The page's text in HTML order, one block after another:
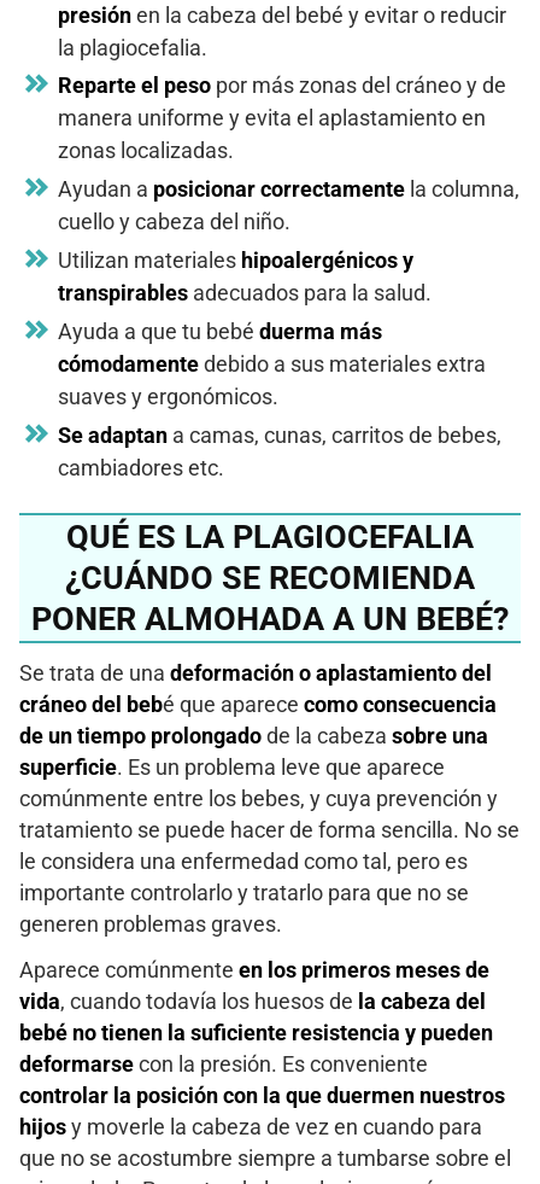
presiónen la cabeza del bebé y evitar o reducir
la plagiocefalia.
Reparte el peso por más zonas del cráneo y de
manera uniforme y evita el aplastamiento en
zonas localizadas.
Ayudan a posicionar correctamente la columna,
cuello y cabeza del niño.
Utilizan materiales hipoalergénicos y
transpirables adecuados para la salud.
Ayuda a que tu bebé duerma más
cómodamentedebido a sus materiales extra
suaves y ergonómicos.
Se adaptan a camas, cunas, carritos de bebes,
cambiadores etc.
QUÉ ES LA PLAGIOCEFALIA
¿CUÁNDO SE RECOMIENDA
PONER ALMOHADA A UN BEBÉ?
Se trata de una deformación o aplastamiento del
cráneo del bebé que aparece como consecuencia
de un tiempo prolongado de la cabeza sobre una
superficie. Es un problema leve que aparece
comúnmente entre los bebes, y cuya prevención y
tratamiento se puede hacer de forma sencilla. No se
le considera una enfermedad como tal, pero es
importante controlarlo y tratarlo para que no se
generen problemas graves.
Aparece comúnmente en los primeros meses de
vida, cuando todavía los huesos de la cabeza del
bebé no tienen la suficiente resistencia y pueden
deformarse con la presión. Es conveniente
controlar la posición con la que duermen nuestros
hijos y moverle la cabeza de vez en cuando para
que no se acostumbre siempre a tumbarse sobre el